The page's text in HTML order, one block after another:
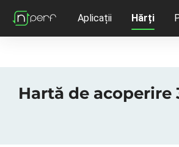
Aplicații Hărți
Hartă de acoperire